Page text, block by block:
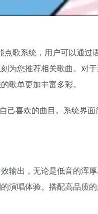
歌系统，用户可以通过
为您推荐相关歌曲。对
歌单更加丰富多彩。
己喜欢的曲目。系统界面
输出，无论是低音的浑
演唱体验。搭配高品质